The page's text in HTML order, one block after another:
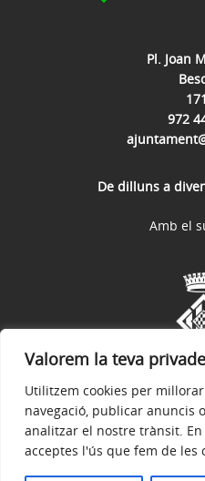
Valorem la teva
Utilitzem cookies per
navegació, publicar anuncis
analitzar el nostre trànsit.
acceptes l'ús que fem de les
Pl. Joan
972
De dilluns a
Avís legal Política de
Amb el